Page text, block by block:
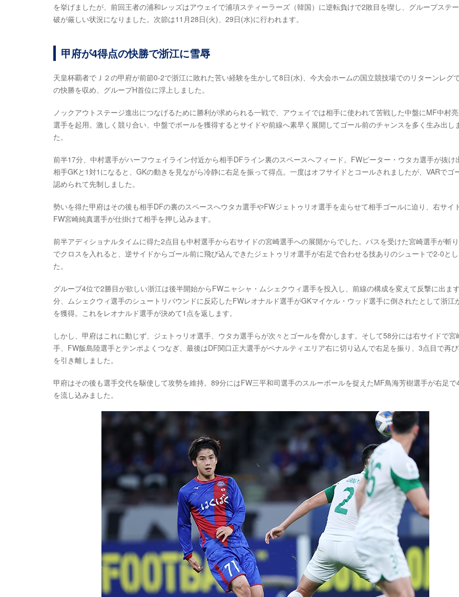
を挙げましたが、前回王者の浦和レッズはアウェイで浦項スティーラーズ（韓国）に逆転負けで2敗目を喫し、グループステ
破が厳しい状況になりました。次節は11月28日(火)、29日(水)に行われます。
甲府が4得点の快勝で浙江に雪辱
天皇杯覇者でＪ２の甲府が前節0-2で浙江に敗れた苦い経験を生かして8日(水)、今大会ホームの国立競技場でのリターンレグ
の快勝を収め、グループH首位に浮上しました。
ノックアウトステージ進出につなげるために勝利が求められる一戦で、アウェイでは相手に使われて苦戦した中盤にMF中村
選手を起用。激しく競り合い、中盤でボールを獲得するとサイドや前線へ素早く展開してゴール前のチャンスを多く生み出し
た。
前半17分、中村選手がハーフウェイライン付近から相手DFライン裏のスペースへフィード。FWピーター・ウタカ選手が抜け
相手GKと1対1になると、GKの動きを見ながら冷静に右足を振って得点。一度はオフサイドとコールされましたが、VARでゴ
認められて先制しました。
勢いを得た甲府はその後も相手DFの裏のスペースへウタカ選手やFWジェトゥリオ選手を走らせて相手ゴールに迫り、右サイ
FW宮崎純真選手が仕掛けて相手を押し込みます。
前半アディショナルタイムに得た2点目も中村選手から右サイドの宮崎選手への展開からでした。パスを受けた宮崎選手が斬
でクロスを入れると、逆サイドからゴール前に飛び込んできたジェトゥリオ選手が右足で合わせる技ありのシュートで2-0と
た。
グループ4位で2勝目が欲しい浙江は後半開始からFWニャシャ・ムシェクウィ選手を投入し、前線の構成を変えて反撃に出ま
分、ムシェクウィ選手のシュートリバウンドに反応したFWレオナルド選手がGKマイケル・ウッド選手に倒されたとして浙江
を獲得。これをレオナルド選手が決めて1点を返します。
しかし、甲府はこれに動じず、ジェトゥリオ選手、ウタカ選手らが次々とゴールを脅かします。そして58分には右サイドで宮
手、FW飯島陸選手とテンポよくつなぎ、最後はDF関口正大選手がペナルティエリア右に切り込んで右足を振り、3点目で再
を引き離しました。
甲府はその後も選手交代を駆使して攻勢を維持。89分にはFW三平和司選手のスルーボールを捉えたMF鳥海芳樹選手が右足で
を流し込みました。